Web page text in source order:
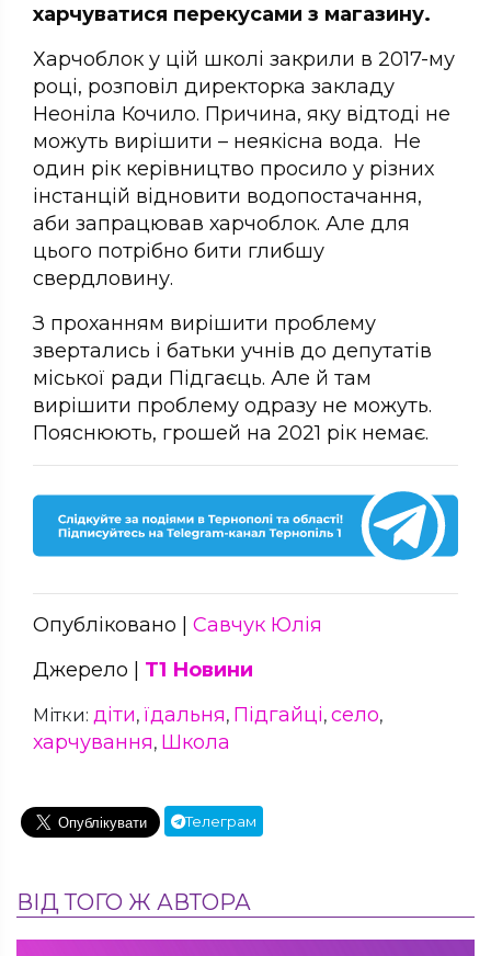
харчуватися перекусами з магазину.
Харчоблок у цій школі закрили в 2017-му
році, розповіл директорка закладу
Неоніла Кочило. Причина, яку відтоді не
можуть вирішити – неякісна вода. Не
один рік керівництво просило у різних
інстанцій відновити водопостачання,
аби запрацював харчоблок. Але для
цього потрібно бити глибшу
свердловину.
З проханням вирішити проблему
звертались і батьки учнів до депутатів
міської ради Підгаєць. Але й там
вирішити проблему одразу не можуть.
Пояснюють, грошей на 2021 рік немає.
Опубліковано | Савчук Юлія
Джерело | Т1 Новини
Мітки: діти, їдальня, Підгайці, село,
харчування, Школа
Телеграм
ВІД ТОГО Ж АВТОРА